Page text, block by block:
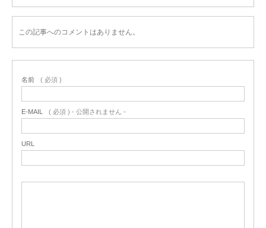
この記事へのコメントはありません。
名前 ( 必須 )
E-MAIL ( 必須 ) - 公開されません -
URL